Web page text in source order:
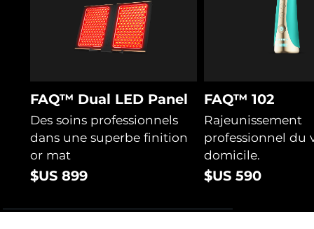
FAQ™ Dual LED Panel
Des soins professionnels
dans une superbe finition
or mat
$US 899
FAQ™ 102
Rajeunissement
professionnel du
domicile.
$US 590